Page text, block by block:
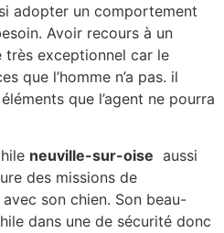
adopter un comportement
Avoir recours à un
exceptionnel car le
que l’homme n’a pas. il
que l’agent ne pourra
neuville-sur-oise aussi
des missions de
son chien. Son beau-
dans une de sécurité donc